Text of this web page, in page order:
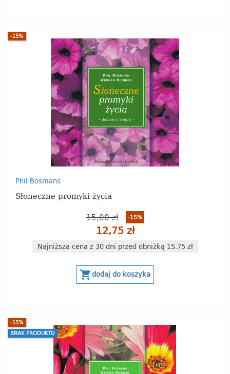
Phil Bosmans
Słoneczne promyki życia
15,00 zł -15%
12,75 zł
Najniższa cena z 30 dni przed obniżką 15.75 zł
-15%
shopping_cartdodaj do koszyka
-15%
BRAK PRODUKTU